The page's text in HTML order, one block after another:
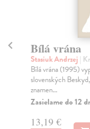
Bílá vrána
Stasiuk Andrzej |
Bílá vrána (1995)
slovenských
znamen...
Zasielame do 12
13,19 €